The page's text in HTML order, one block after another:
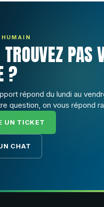
PAS
?
répond du lundi au
question, on vous répond
UN TICKET
CHAT